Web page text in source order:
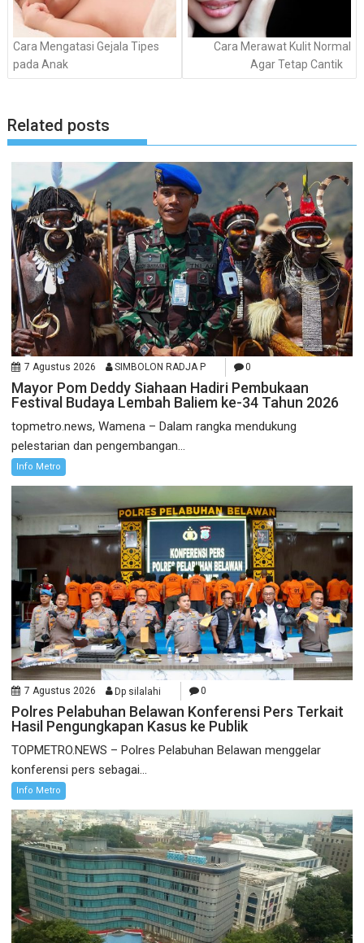
Cara Mengatasi Gejala Tipes
pada Anak
Cara Merawat Kulit Normal
Agar Tetap Cantik
Related posts
7 Agustus 2026 SIMBOLON RADJA P 0
Mayor Pom Deddy Siahaan Hadiri Pembukaan
Festival Budaya Lembah Baliem ke-34 Tahun 2026
topmetro.news, Wamena – Dalam rangka mendukung
pelestarian dan pengembangan...
Info Metro
7 Agustus 2026 Dp silalahi 0
Polres Pelabuhan Belawan Konferensi Pers Terkait
Hasil Pengungkapan Kasus ke Publik
TOPMETRO.NEWS – Polres Pelabuhan Belawan menggelar
konferensi pers sebagai...
Info Metro